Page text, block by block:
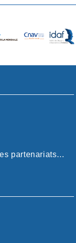
partenariats…